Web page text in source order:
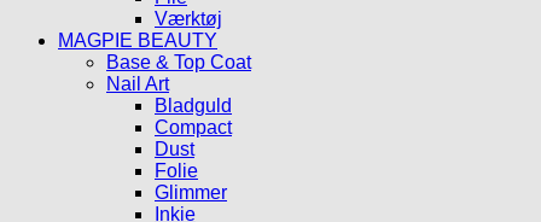
Værktøj
MAGPIE BEAUTY
Base & Top Coat
Nail Art
Bladguld
Compact
Dust
Folie
Glimmer
Inkie